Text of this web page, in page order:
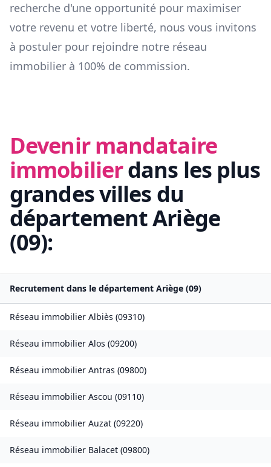
recherche d'une opportunité pour maximiser
votre revenu et votre liberté, nous vous invitons
à postuler pour rejoindre notre réseau
immobilier à 100% de commission.
Devenir mandataire
immobilierdans les plus
grandes villes du
départementAriège
(09):
Recrutement dans le département Ariège (09)
Réseau immobilier Albiès (09310)
Réseau immobilier Alos (09200)
Réseau immobilier Antras (09800)
Réseau immobilier Ascou (09110)
Réseau immobilier Auzat (09220)
Réseau immobilier Balacet (09800)